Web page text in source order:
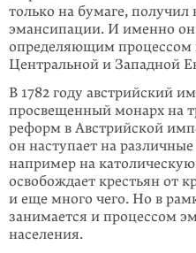
только на бумаге, получил
эмансипации. И именно он
определяющим процессом
Центральной и Западной
В 1782 году австрийский
просвещенный монарх на
реформ в Австрийской
он наступает на
например на католическую
освобождает крестьян от
и еще много чего. Но в
занимается и процессом
населения.